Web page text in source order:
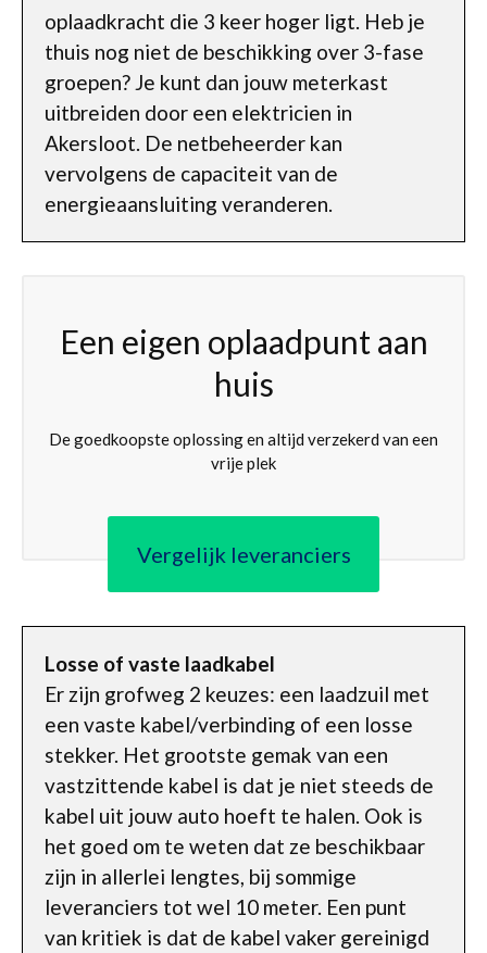
oplaadkracht die 3 keer hoger ligt. Heb je
thuis nog niet de beschikking over 3-fase
groepen? Je kunt dan jouw meterkast
uitbreiden door een elektricien in
Akersloot. De netbeheerder kan
vervolgens de capaciteit van de
energieaansluiting veranderen.
Een eigen oplaadpunt aan
huis
De goedkoopste oplossing en altijd verzekerd van een
vrije plek
Vergelijk leveranciers
Losse of vaste laadkabel
Er zijn grofweg 2 keuzes: een laadzuil met
een vaste kabel/verbinding of een losse
stekker. Het grootste gemak van een
vastzittende kabel is dat je niet steeds de
kabel uit jouw auto hoeft te halen. Ook is
het goed om te weten dat ze beschikbaar
zijn in allerlei lengtes, bij sommige
leveranciers tot wel 10 meter. Een punt
van kritiek is dat de kabel vaker gereinigd